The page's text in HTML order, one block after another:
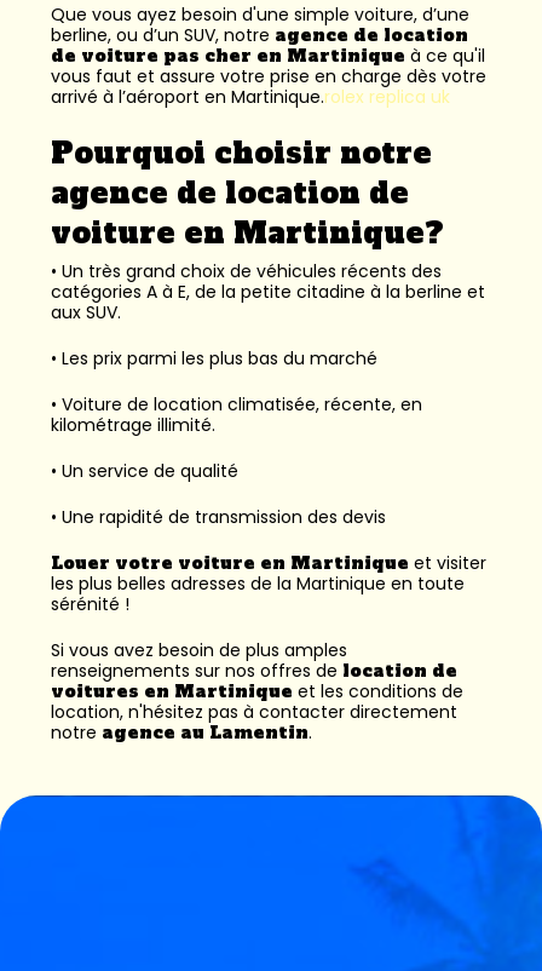
Que vous ayez besoin d'une simple voiture, d’une
berline, ou d’un SUV, notre agence de location
de voiture pas cher en Martinique à ce qu'il
vous faut et assure votre prise en charge dès votre
arrivé à l’aéroport en Martinique.rolex replica uk
Pourquoi choisir notre
agence de location de
voiture en Martinique?
• Un très grand choix de véhicules récents des
catégories A à E, de la petite citadine à la berline et
aux SUV.
• Les prix parmi les plus bas du marché
• Voiture de location climatisée, récente, en
kilométrage illimité.
• Un service de qualité
• Une rapidité de transmission des devis
Louer votre voiture en Martinique et visiter
les plus belles adresses de la Martinique en toute
sérénité !
Si vous avez besoin de plus amples
renseignements sur nos offres de location de
voitures en Martinique et les conditions de
location, n'hésitez pas à contacter directement
notre agence au Lamentin.